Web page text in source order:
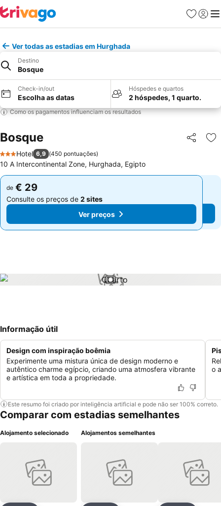
Favoritos
Iniciar
Ver todas as estadias em Hurghada
Destino
Bosque
Check-in/out
Escolha as datas
Hóspedes e quartos
2 hóspedes, 1 quarto.
Como os pagamentos influenciam os resultados
Bosque Partilhar
3 Estrelas
Hotel 6,9 (450 pontuações)
10 A Intercontinental Zone, Hurghada, Egipto
de € 29
Consulte os preços de 2 sites
Ver preços
de € 29
Consulte os preços de 2 sites
Ver preços
1 / 1
Informação útil
Design com inspiração boêmia
Experimente uma mistura única de design moderno e
autêntico charme egípcio, criando uma atmosfera vibrante
e artística em toda a propriedade.
o
Este resumo foi criado por inteligência artificial e pode não ser 100% correto.
Comparar com estadias semelhantes
Alojamento selecionado Alojamentos semelhantes